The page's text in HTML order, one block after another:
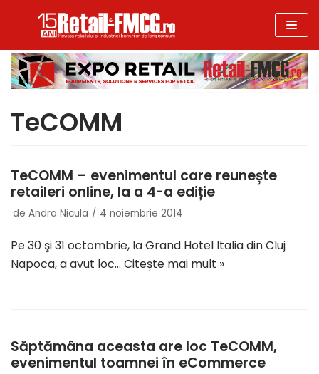
la
conținut
TeCOMM
TeCOMM – evenimentul care reunește
retaileri online, la a 4-a ediție
de Andra Nicula 4 noiembrie 2014
Pe 30 şi 31 octombrie, la Grand Hotel Italia din Cluj
Napoca, a avut loc… Citește mai mult »
Săptămâna aceasta are loc TeCOMM,
evenimentul toamnei în eCommerce